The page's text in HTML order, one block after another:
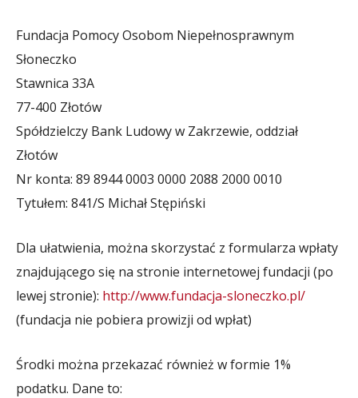
Fundacja Pomocy Osobom Niepełnosprawnym
Słoneczko
Stawnica 33A
77-400 Złotów
Spółdzielczy Bank Ludowy w Zakrzewie, oddział
Złotów
Nr konta: 89 8944 0003 0000 2088 2000 0010
Tytułem: 841/S Michał Stępiński
Dla ułatwienia, można skorzystać z formularza wpłaty
znajdującego się na stronie internetowej fundacji (po
lewej stronie): http://www.fundacja-sloneczko.pl/
(fundacja nie pobiera prowizji od wpłat)
Środki można przekazać również w formie 1%
podatku. Dane to: